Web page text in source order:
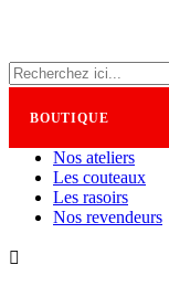
BOUTIQUE
Nos ateliers
Les couteaux
Les rasoirs
Nos revendeurs
